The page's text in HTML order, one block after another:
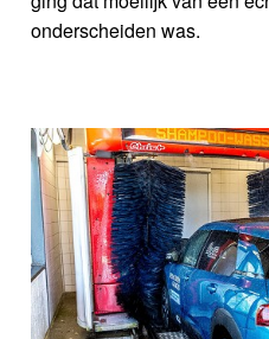
onderscheiden was.